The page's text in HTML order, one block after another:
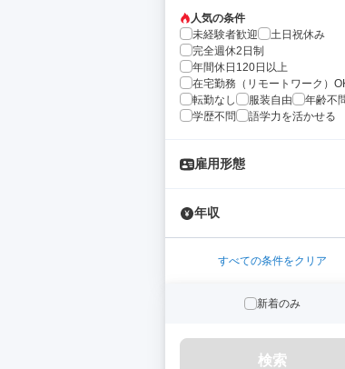
人気の条件
未経験者歓迎
土日祝休み
完全週休2日制
年間休日120日以上
在宅勤務（リモートワーク）
転勤なし
服装自由
年齢不
学歴不問
語学力を活かせる
雇用形態
年収
すべての条件をクリア
新着のみ
検索